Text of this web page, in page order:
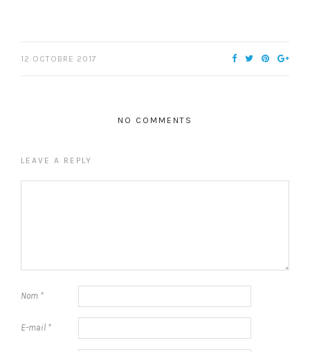
12 OCTOBRE 2017
NO COMMENTS
LEAVE A REPLY
Nom *
E-mail *